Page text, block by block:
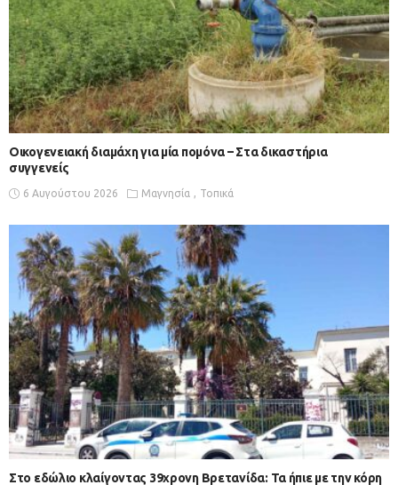
Οικογενειακή διαμάχη για μία πομόνα – Στα δικαστήρια
συγγενείς
6 Αυγούστου 2026 Μαγνησία Τοπικά
Στο εδώλιο κλαίγοντας 39χρονη Βρετανίδα: Τα ήπιε με την κόρη